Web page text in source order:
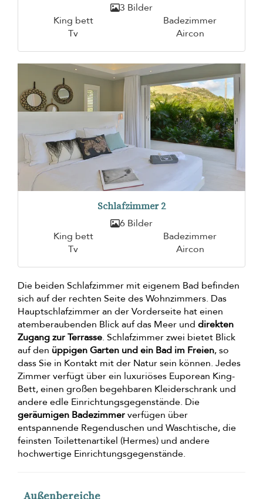
3 Bilder
King bett
Badezimmer
Tv
Aircon
Schlafzimmer 2
6 Bilder
King bett
Badezimmer
Tv
Aircon
Die beiden Schlafzimmer mit eigenem Bad befinden
sich auf der rechten Seite des Wohnzimmers. Das
Hauptschlafzimmer an der Vorderseite hat einen
atemberaubenden Blick auf das Meer und direkten
Zugang zur Terrasse. Schlafzimmer zwei bietet Blick
auf den üppigen Garten und ein Bad im Freien, so
dass Sie in Kontakt mit der Natur sein können. Jedes
Zimmer verfügt über ein luxuriöses Euporean King-
Bett, einen großen begehbaren Kleiderschrank und
andere edle Einrichtungsgegenstände. Die
geräumigen Badezimmerverfügen über
entspannende Regenduschen und Waschtische, die
feinsten Toilettenartikel (Hermes) und andere
hochwertige Einrichtungsgegenstände.
Außenbereiche